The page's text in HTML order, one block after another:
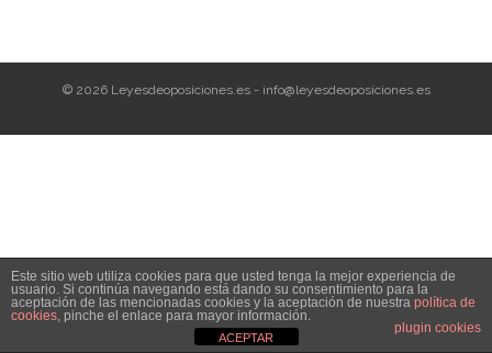
CONVOCATORIAS
2025
- OPOSICIÓN Gestión Procesal, turno libre – 2025
© 2026 Leyesdeoposiciones.es - info@leyesdeoposiciones.es
Este sitio web utiliza cookies para que usted tenga la mejor experiencia de
usuario. Si continúa navegando está dando su consentimiento para la
aceptación de las mencionadas cookies y la aceptación de nuestra política de
cookies, pinche el enlace para mayor información.
plugin cookies
ACEPTAR